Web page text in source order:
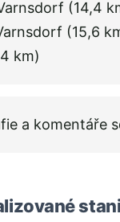
(14,4
(15,6
km)
a komentáře